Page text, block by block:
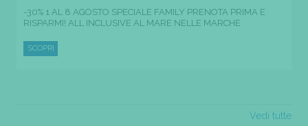
-30% 1 AL 8 AGOSTO SPECIALE FAMILY PRENOTA PRIMA E
RISPARMI! ALL INCLUSIVE AL MARE NELLE MARCHE
SCOPRI
Vedi tutte